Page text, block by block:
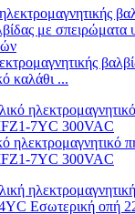
καλάθι ...
ηλεκτρομαγνητικό
7YC 300VAC